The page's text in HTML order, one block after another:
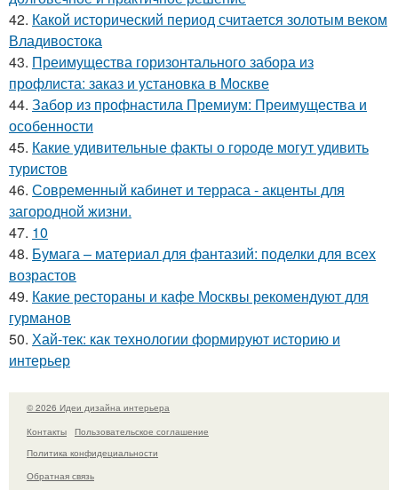
42. Какой исторический период считается золотым веком
Владивостока
43. Преимущества горизонтального забора из
профлиста: заказ и установка в Москве
44. Забор из профнастила Премиум: Преимущества и
особенности
45. Какие удивительные факты о городе могут удивить
туристов
46. Современный кабинет и терраса - акценты для
загородной жизни.
47. 10
48. Бумага – материал для фантазий: поделки для всех
возрастов
49. Какие рестораны и кафе Москвы рекомендуют для
гурманов
50. Хай-тек: как технологии формируют историю и
интерьер
© 2026 Идеи дизайна интерьера
Контакты
Пользовательское соглашение
Политика конфидециальности
Обратная связь